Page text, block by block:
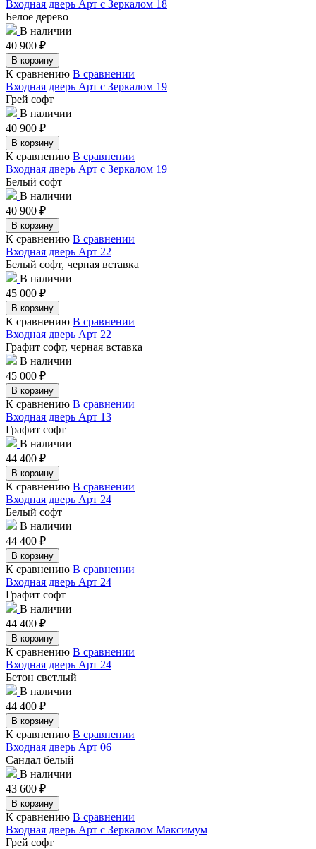
Входная дверь Арт с Зеркалом 18
Белое дерево
В наличии
40 900 ₽
В корзину
К сравнению В сравнении
Входная дверь Арт с Зеркалом 19
Грей софт
В наличии
40 900 ₽
В корзину
К сравнению В сравнении
Входная дверь Арт с Зеркалом 19
Белый софт
В наличии
40 900 ₽
В корзину
К сравнению В сравнении
Входная дверь Арт 22
Белый софт, черная вставка
В наличии
45 000 ₽
В корзину
К сравнению В сравнении
Входная дверь Арт 22
Графит софт, черная вставка
В наличии
45 000 ₽
В корзину
К сравнению В сравнении
Входная дверь Арт 13
Графит софт
В наличии
44 400 ₽
В корзину
К сравнению В сравнении
Входная дверь Арт 24
Белый софт
В наличии
44 400 ₽
В корзину
К сравнению В сравнении
Входная дверь Арт 24
Графит софт
В наличии
44 400 ₽
В корзину
К сравнению В сравнении
Входная дверь Арт 24
Бетон светлый
В наличии
44 400 ₽
В корзину
К сравнению В сравнении
Входная дверь Арт 06
Сандал белый
В наличии
43 600 ₽
В корзину
К сравнению В сравнении
Входная дверь Арт с Зеркалом Максимум
Грей софт